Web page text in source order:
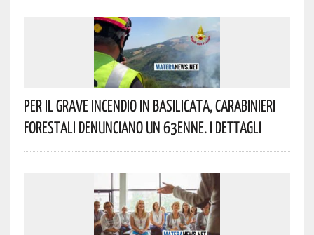
Per Il Grave Incendio In Basilicata, Carabinieri
Forestali Denunciano Un 63enne. I Dettagli